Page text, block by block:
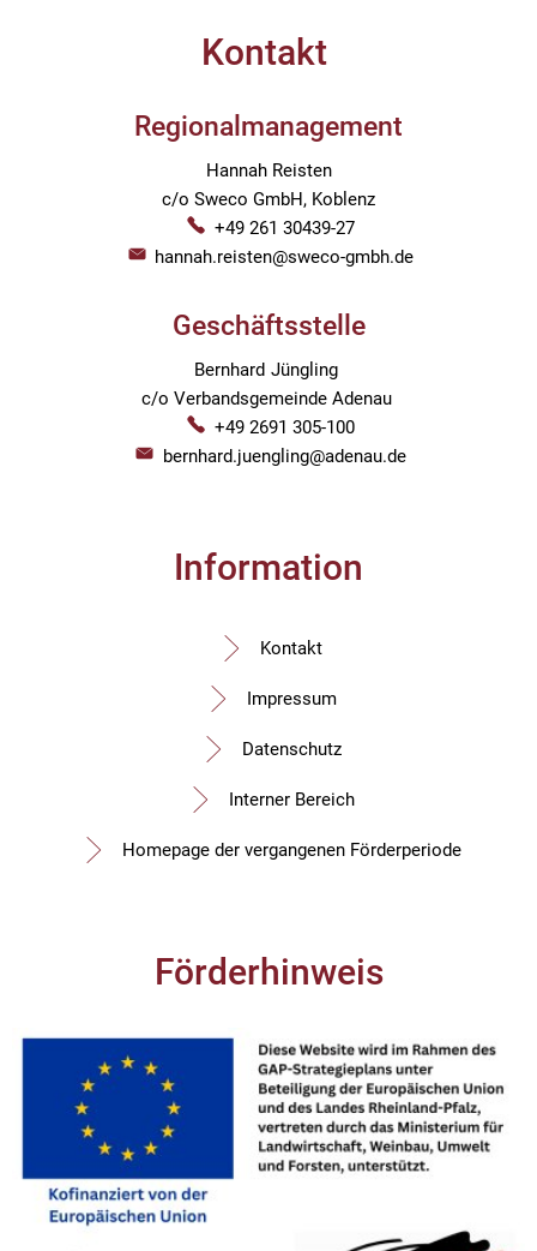
Kontakt
Regionalmanagement
Hannah Reisten
c/o Sweco GmbH, Koblenz
+49 261 30439-27
hannah.reisten@sweco-gmbh.de
Geschäftsstelle
Bernhard Jüngling
c/o Verbandsgemeinde Adenau
+49 2691 305-100
bernhard.juengling@adenau.de
Information
Kontakt
Impressum
Datenschutz
Interner Bereich
Homepage der vergangenen Förderperiode
Förderhinweis